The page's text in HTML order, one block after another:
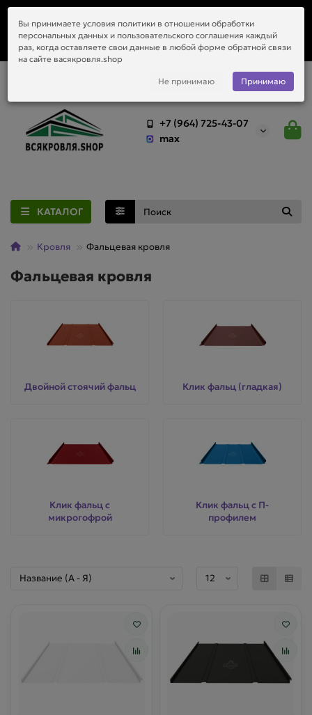
приобретённый у нас материал.
+7 (964) 725-43-07
max
КАТАЛОГ
Кровля Фальцевая кровля
Фальцевая кровля
Двойной стоячий фальц Клик фальц (гладкая)
Клик фальц с
микрогофрой
Клик фальц с П-
профилем
Вы принимаете условия политики в отношении обработки
персональных данных и пользовательского соглашения каждый
раз, когда оставляете свои данные в любой форме обратной связи
на сайте васякровля.shop
Не принимаю Принимаю